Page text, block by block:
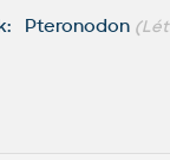
Pteronodon